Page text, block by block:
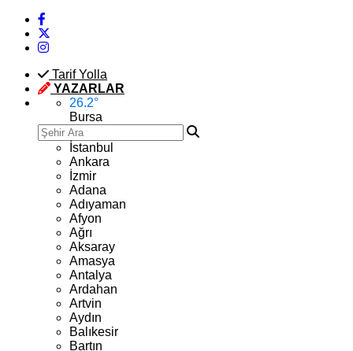
Tarif Yolla
YAZARLAR
26.2°
Bursa
İstanbul
Ankara
İzmir
Adana
Adıyaman
Afyon
Ağrı
Aksaray
Amasya
Antalya
Ardahan
Artvin
Aydın
Balıkesir
Bartın